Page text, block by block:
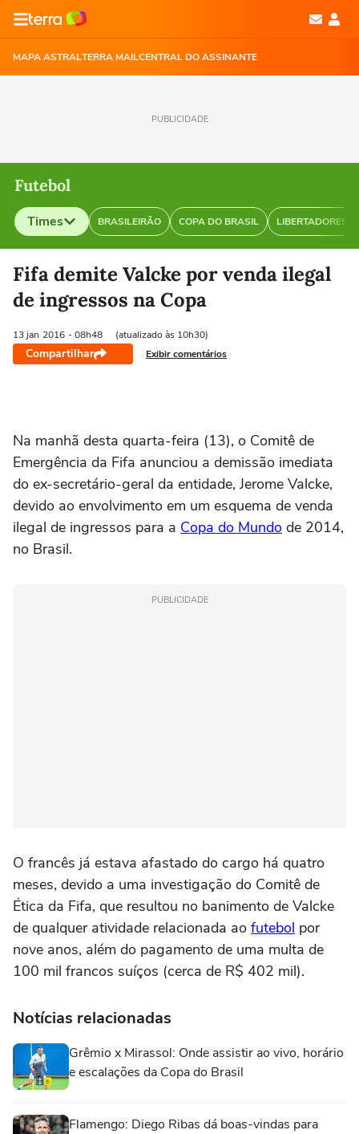
MAPA ASTRALTERRA MAILCENTRAL DO ASSINANTE
PUBLICIDADE
Futebol
Times BRASILEIRÃO COPA DO BRASIL LIBERTADORES
Selecione o time para ver as notícias
Fifa demite Valcke por venda ilegal
de ingressos na Copa
13 jan 2016 - 08h48 (atualizado às 10h30)
Compartilhar Exibir comentários
Na manhã desta quarta-feira (13), o Comitê de
Emergência da Fifa anunciou a demissão imediata
do ex-secretário-geral da entidade, Jerome Valcke,
devido ao envolvimento em um esquema de venda
ilegal de ingressos para a Copa do Mundo de 2014,
no Brasil.
PUBLICIDADE
O francês já estava afastado do cargo há quatro
meses, devido a uma investigação do Comitê de
Ética da Fifa, que resultou no banimento de Valcke
de qualquer atividade relacionada ao futebol por
nove anos, além do pagamento de uma multa de
100 mil francos suíços (cerca de R$ 402 mil).
Notícias relacionadas
Grêmio x Mirassol: Onde assistir ao vivo, horário
e escalações da Copa do Brasil
Flamengo: Diego Ribas dá boas-vindas para